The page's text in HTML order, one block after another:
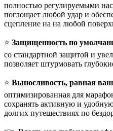
полностью регулируемыми
поглощает любой удар и
сцепление на на любой
⭐ Защищенность по
со стандартной защитой и
позволяет штурмовать
⭐ Выносливость, равная
оптимизированная для
сохранять активную и
долгих путешествиях по